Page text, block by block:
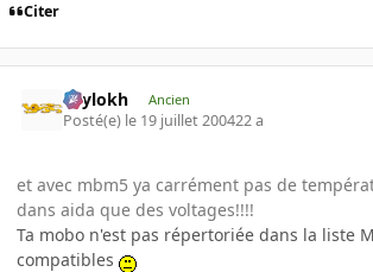
Citer
Psylokh Ancien
Posté(e) le 19 juillet 200422 a
et avec mbm5 ya carrément pas de
dans aida que des voltages!!!!
Ta mobo n'est pas répertoriée dans la liste
compatibles